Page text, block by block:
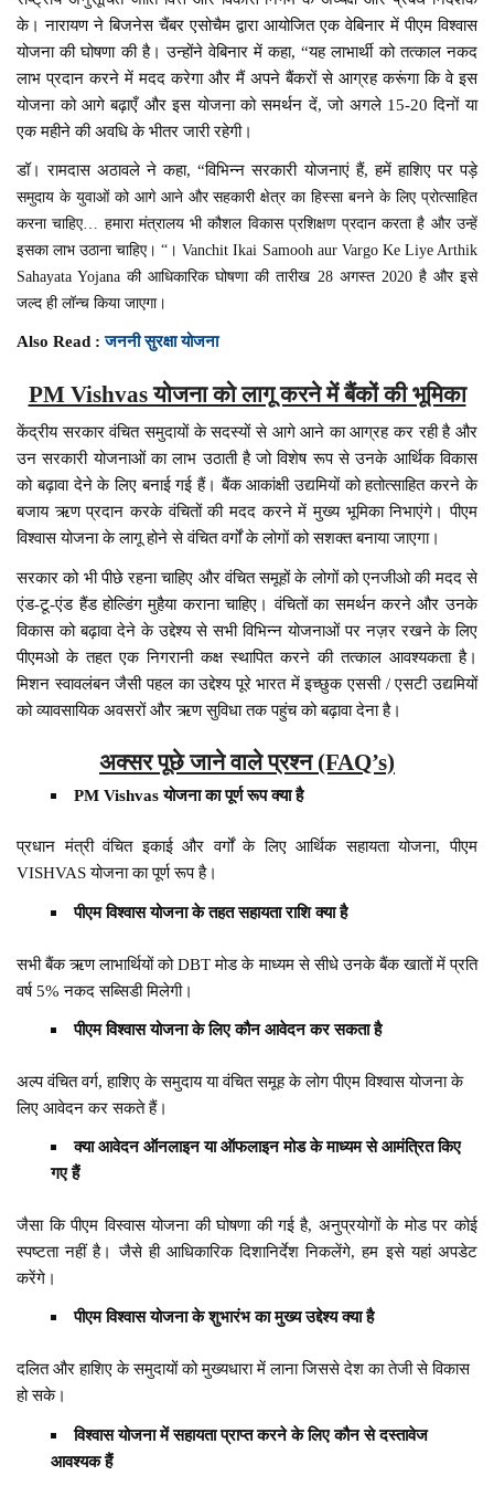
के। नारायण ने बिजनेस चैंबर एसोचैम द्वारा आयोजित एक वेबिनार में पीएम विश्वास
योजना की घोषणा की है। उन्होंने वेबिनार में कहा, “यह लाभार्थी को तत्काल नकद
लाभ प्रदान करने में मदद करेगा और मैं अपने बैंकरों से आग्रह करूंगा कि वे इस
योजना को आगे बढ़ाएँ और इस योजना को समर्थन दें, जो अगले 15-20 दिनों या
एक महीने की अवधि के भीतर जारी रहेगी।
डॉ। रामदास अठावले ने कहा, “विभिन्न सरकारी योजनाएं हैं, हमें हाशिए पर पड़े
समुदाय के युवाओं को आगे आने और सहकारी क्षेत्र का हिस्सा बनने के लिए प्रोत्साहित
करना चाहिए… हमारा मंत्रालय भी कौशल विकास प्रशिक्षण प्रदान करता है और उन्हें
इसका लाभ उठाना चाहिए। “। Vanchit Ikai Samooh aur Vargo Ke Liye Arthik
Sahayata Yojana की आधिकारिक घोषणा की तारीख 28 अगस्त 2020 है और इसे
जल्द ही लॉन्च किया जाएगा।
Also Read :जननी सुरक्षा योजना
PM Vishvas योजना को लागू करने में बैंकों की भूमिका
केंद्रीय सरकार वंचित समुदायों के सदस्यों से आगे आने का आग्रह कर रही है और
उन सरकारी योजनाओं का लाभ उठाती है जो विशेष रूप से उनके आर्थिक विकास
को बढ़ावा देने के लिए बनाई गई हैं। बैंक आकांक्षी उद्यमियों को हतोत्साहित करने के
बजाय ऋण प्रदान करके वंचितों की मदद करने में मुख्य भूमिका निभाएंगे। पीएम
विश्वास योजना के लागू होने से वंचित वर्गों के लोगों को सशक्त बनाया जाएगा।
सरकार को भी पीछे रहना चाहिए और वंचित समूहों के लोगों को एनजीओ की मदद से
एंड-टू-एंड हैंड होल्डिंग मुहैया कराना चाहिए। वंचितों का समर्थन करने और उनके
विकास को बढ़ावा देने के उद्देश्य से सभी विभिन्न योजनाओं पर नज़र रखने के लिए
पीएमओ के तहत एक निगरानी कक्ष स्थापित करने की तत्काल आवश्यकता है।
मिशन स्वावलंबन जैसी पहल का उद्देश्य पूरे भारत में इच्छुक एससी / एसटी उद्यमियों
को व्यावसायिक अवसरों और ऋण सुविधा तक पहुंच को बढ़ावा देना है।
अक्सर पूछे जाने वाले प्रश्न (FAQ’s)
PM Vishvas योजना का पूर्ण रूप क्या है
प्रधान मंत्री वंचित इकाई और वर्गों के लिए आर्थिक सहायता योजना, पीएम
VISHVAS योजना का पूर्ण रूप है।
पीएम विश्वास योजना के तहत सहायता राशि क्या है
सभी बैंक ऋण लाभार्थियों को DBT मोड के माध्यम से सीधे उनके बैंक खातों में प्रति
वर्ष 5% नकद सब्सिडी मिलेगी।
पीएम विश्वास योजना के लिए कौन आवेदन कर सकता है
अल्प वंचित वर्ग, हाशिए के समुदाय या वंचित समूह के लोग पीएम विश्वास योजना के
लिए आवेदन कर सकते हैं।
क्या आवेदन ऑनलाइन या ऑफलाइन मोड के माध्यम से आमंत्रित किए
गए हैं
जैसा कि पीएम विस्वास योजना की घोषणा की गई है, अनुप्रयोगों के मोड पर कोई
स्पष्टता नहीं है। जैसे ही आधिकारिक दिशानिर्देश निकलेंगे, हम इसे यहां अपडेट
करेंगे।
पीएम विश्वास योजना के शुभारंभ का मुख्य उद्देश्य क्या है
दलित और हाशिए के समुदायों को मुख्यधारा में लाना जिससे देश का तेजी से विकास
हो सके।
विश्वास योजना में सहायता प्राप्त करने के लिए कौन से दस्तावेज
आवश्यक हैं